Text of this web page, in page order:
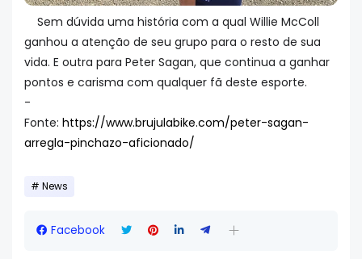
Sem dúvida uma história com a qual Willie McColl
ganhou a atenção de seu grupo para o resto de sua
vida. E outra para Peter Sagan, que continua a ganhar
pontos e carisma com qualquer fã deste esporte.
-
Fonte: https://www.brujulabike.com/peter-sagan-
arregla-pinchazo-aficionado/
News
Facebook